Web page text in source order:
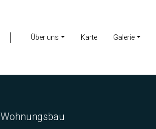
Über uns Karte Galerie
Wohnungsbau